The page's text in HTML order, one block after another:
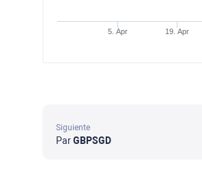
5. Apr 19. Apr
Siguiente
ParGBPSGD